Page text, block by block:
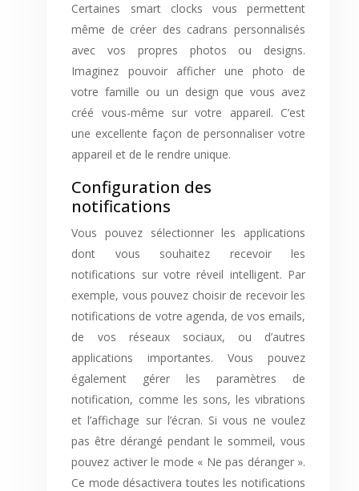
Certaines smart clocks vous permettent
même de créer des cadrans personnalisés
avec vos propres photos ou designs.
Imaginez pouvoir afficher une photo de
votre famille ou un design que vous avez
créé vous-même sur votre appareil. C’est
une excellente façon de personnaliser votre
appareil et de le rendre unique.
Configuration des
notifications
Vous pouvez sélectionner les applications
dont vous souhaitez recevoir les
notifications sur votre réveil intelligent. Par
exemple, vous pouvez choisir de recevoir les
notifications de votre agenda, de vos emails,
de vos réseaux sociaux, ou d’autres
applications importantes. Vous pouvez
également gérer les paramètres de
notification, comme les sons, les vibrations
et l’affichage sur l’écran. Si vous ne voulez
pas être dérangé pendant le sommeil, vous
pouvez activer le mode « Ne pas déranger ».
Ce mode désactivera toutes les notifications